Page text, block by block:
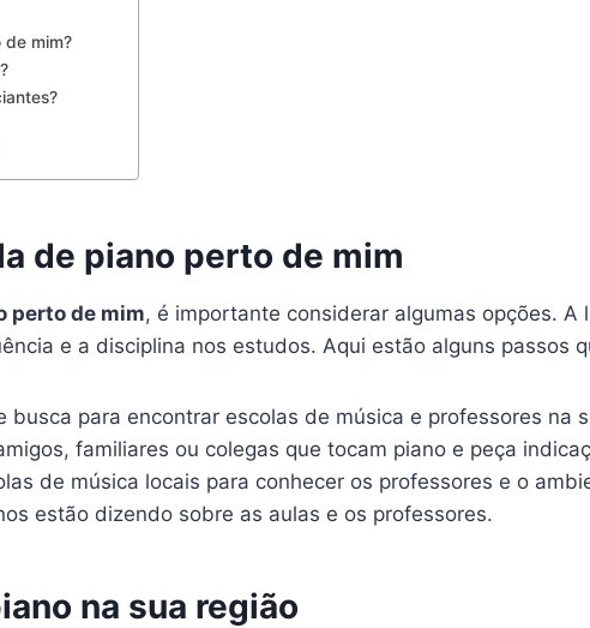
de mim?
de piano perto de mim
perto de mim, é importante considerar algumas opções.
e a disciplina nos estudos. Aqui estão alguns passos
para encontrar escolas de música e professores na
familiares ou colegas que tocam piano e peça
de música locais para conhecer os professores e o
estão dizendo sobre as aulas e os professores.
na sua região